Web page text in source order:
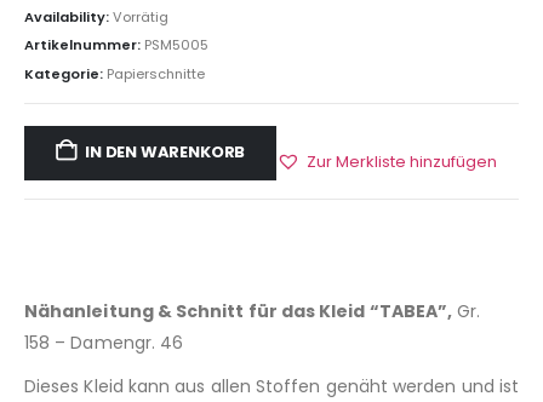
Availability:Vorrätig
Artikelnummer: PSM5005
Kategorie: Papierschnitte
IN DEN WARENKORB Zur Merkliste hinzufügen
Nähanleitung & Schnitt für das Kleid “TABEA”, Gr.
158 – Damengr. 46
Dieses Kleid kann aus allen Stoffen genäht werden und ist